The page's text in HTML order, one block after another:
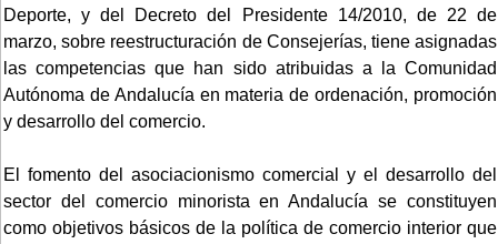
Deporte, y del Decreto del Presidente 14/2010, de 22 de
marzo, sobre reestructuración de Consejerías, tiene asignadas
las competencias que han sido atribuidas a la Comunidad
Autónoma de Andalucía en materia de ordenación, promoción
y desarrollo del comercio.
El fomento del asociacionismo comercial y el desarrollo del
sector del comercio minorista en Andalucía se constituyen
como objetivos básicos de la política de comercio interior que